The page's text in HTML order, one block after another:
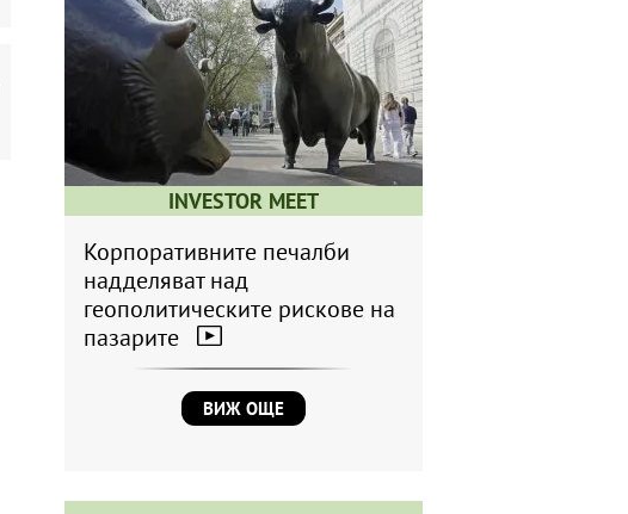
INVESTOR MEET
Корпоративните печалби
надделяват над
геополитическите рискове на
пазарите
ВИЖ ОЩЕ